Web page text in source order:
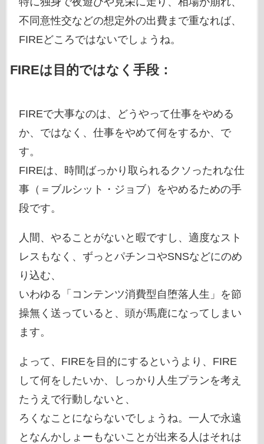
不同意性交などの想定外の出費まで重なれば、
FIREどころではないでしょうね。
FIREは目的ではなく手段：
FIREで大事なのは、どうやって仕事をやめる
か、ではなく、仕事をやめて何をするか、で
す。
FIREは、時間ばっかり取られるクソったれな仕
事（＝ブルシット・ジョブ）をやめるための手
段です。
人間、やることがないと暇ですし、適度なスト
レスもなく、ずっとパチンコやSNSなどにのめ
り込む、
いわゆる「コンテンツ消費型自堕落人生」を節
操無く送っていると、頭が馬鹿になってしまい
ます。
よって、FIREを目的にするというより、FIRE
して何をしたいか、しっかり人生プランを考え
たうえで行動しないと、
ろくなことにならないでしょうね。一人で永遠
となんかしょーもないことが出来る人はそれは